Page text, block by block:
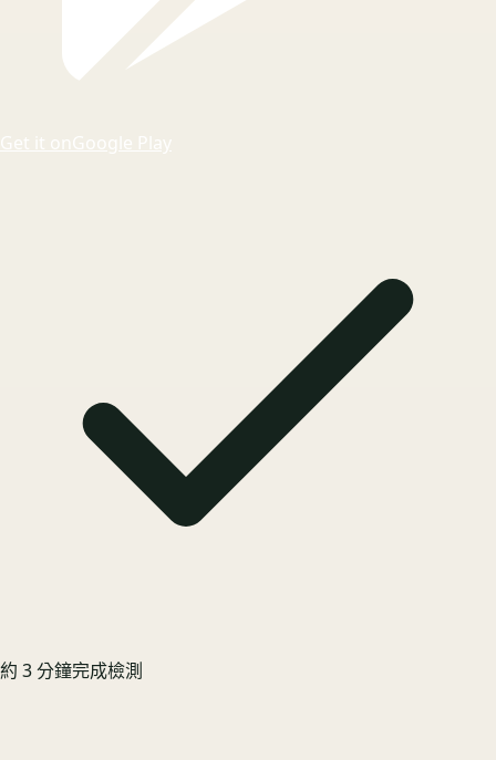
Get it onGoogle Play
約 3 分鐘完成檢測